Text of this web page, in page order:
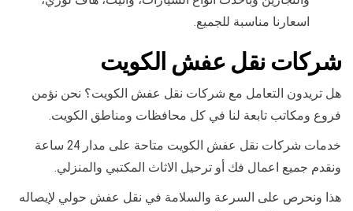
اسعارنا مناسبة للجميع.
شركات نقل عفش الكويت
هل تريدون التعامل مع شركات نقل عفش الكويت؟ نحن نؤمن
فروع ومكاتب تابعة لنا في كل محافظات ومناطق الكويت.
خدمات شركات نقل عفش الكويت متاحة على مدار 24 ساعة
ونقدم جميع اعمال فك أو ترحيل الاثاث المكتبي والمنزلي.
هذا ونحرص على السرعة والسلامة في نقل عفش حولي لإيصاله